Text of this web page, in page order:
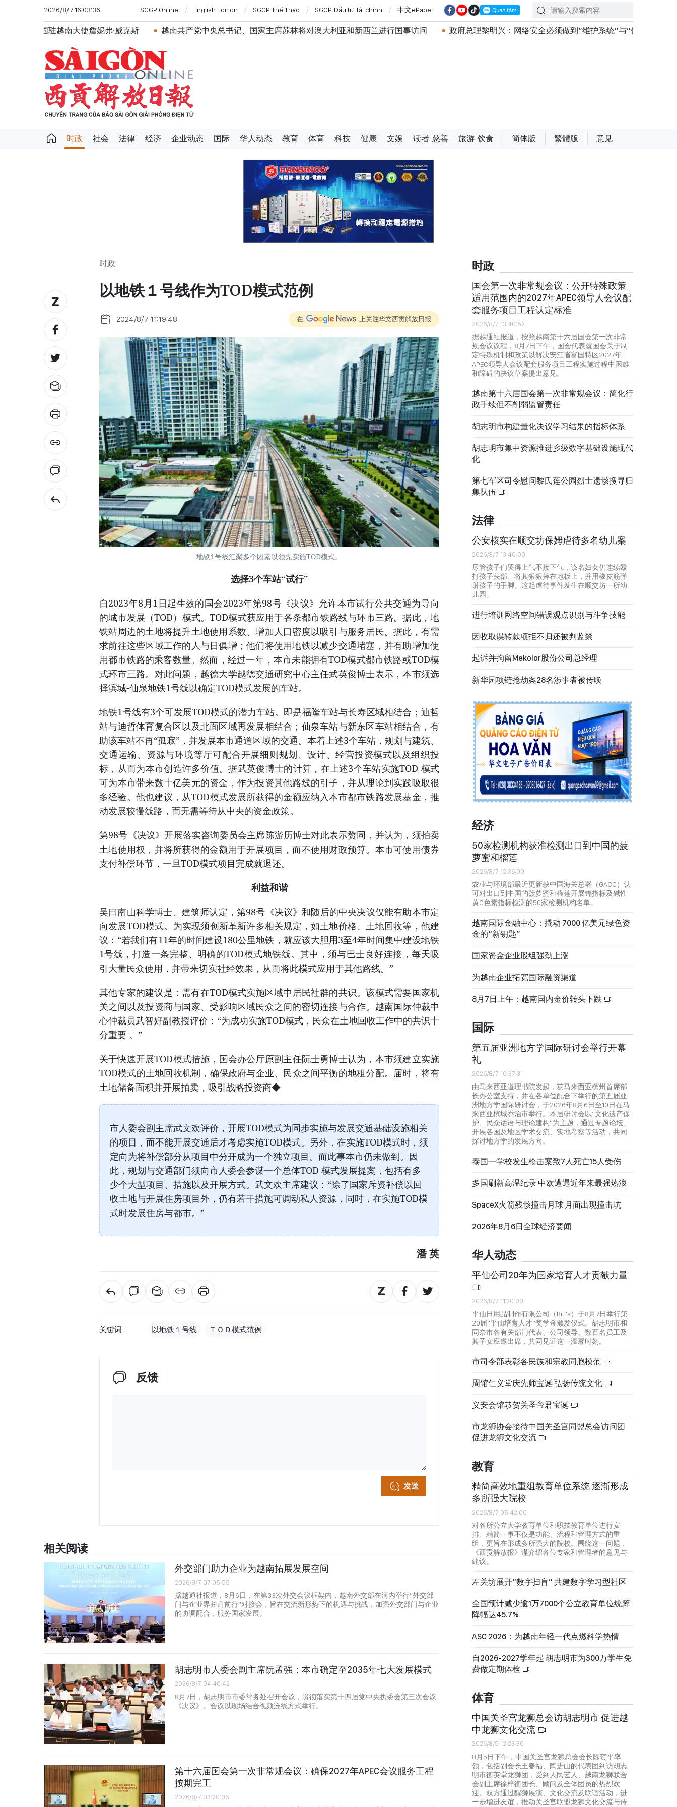
2026/8/7 16:03:36 SGGP Online English Edition SGGP Thể Thao SGGP Đầu tư Tài chính 中文ePaper
南大使詹妮弗·威克斯 越南共产党中央总书记、国家主席苏林将对澳大利亚和新西兰进行国事访问 政府总理黎明兴：网络安全必须做到“维护系统”与“保护人员”紧密结合
时政 社会 法律 经济 企业动态 国际 华人动态 教育 体育 科技 健康 文娱 读者-慈善 旅游-饮食 简体版 繁體版 意见
时政
以地铁１号线作为TOD模式范例
2024/8/7 11:19:48 在 上关注华文西贡解放日报
地铁1号线汇聚多个因素以领先实施TOD模式。
选择3个车站“试行”
自2023年8月1日起生效的国会2023年第98号《决议》允许本市试行公共交通为导向
的城市发展（TOD）模式。TOD模式获应用于各条都市铁路线与环市三路。据此，地
铁站周边的土地将提升土地使用系数、增加人口密度以吸引与服务居民。据此，有需
求前往这些区域工作的人与日俱增；他们将使用地铁以减少交通堵塞，并有助增加使
用都市铁路的乘客数量。然而，经过一年，本市未能拥有TOD模式都市铁路或TOD模
式环市三路。对此问题，越德大学越德交通研究中心主任武英俊博士表示，本市须选
择滨城-仙泉地铁1号线以确定TOD模式发展的车站。
地铁1号线有3个可发展TOD模式的潜力车站。即是福隆车站与长寿区域相结合；迪哲
站与迪哲体育复合区以及北面区域再发展相结合；仙泉车站与新东区车站相结合，有
助该车站不再“孤寂”，并发展本市通道区域的交通。本着上述3个车站，规划与建筑、
交通运输、资源与环境等厅可配合开展细则规划、设计、经营投资模式以及组织投
标，从而为本市创造许多价值。据武英俊博士的计算，在上述3个车站实施TOD 模式
可为本市带来数十亿美元的资金，作为投资其他路线的引子，并从理论到实践吸取很
多经验。他也建议，从TOD模式发展所获得的金额应纳入本市都市铁路发展基金，推
动发展较慢线路，而无需等待从中央的资金政策。
第98号《决议》开展落实咨询委员会主席陈游历博士对此表示赞同，并认为，须拍卖
土地使用权，并将所获得的金额用于开展项目，而不使用财政预算。本市可使用债券
支付补偿环节，一旦TOD模式项目完成就退还。
利益和谐
吴曰南山科学博士、建筑师认定，第98号《决议》和随后的中央决议仅能有助本市定
向发展TOD模式。为实现须创新革新许多相关规定，如土地价格、土地回收等，他建
议：“若我们有11年的时间建设180公里地铁，就应该大胆用3至4年时间集中建设地铁
1号线，打造一条完整、明确的TOD模式地铁线。其中，须与巴士良好连接，每天吸
引大量民众使用，并带来切实社经效果，从而将此模式应用于其他路线。”
其他专家的建议是：需有在TOD模式实施区域中居民社群的共识。该模式需要国家机
关之间以及投资商与国家、受影响区域民众之间的密切连接与合作。越南国际仲裁中
心仲裁员武智好副教授评价：“为成功实施TOD模式，民众在土地回收工作中的共识十
分重要 。”
关于快速开展TOD模式措施，国会办公厅原副主任阮士勇博士认为，本市须建立实施
TOD模式的土地回收机制，确保政府与企业、民众之间平衡的地租分配。届时，将有
土地储备面积并开展拍卖，吸引战略投资商◆
市人委会副主席武文欢评价，开展TOD模式为同步实施与发展交通基础设施相关
的项目，而不能开展交通后才考虑实施TOD模式。另外，在实施TOD模式时，须
定向为将补偿部分从项目中分开成为一个独立项目。而此事本市仍未做到。因
此，规划与交通部门须向市人委会参谋一个总体TOD 模式发展提案，包括有多
少个大型项目、措施以及开展方式。武文欢主席建议：“除了国家斥资补偿以回
收土地与开展住房项目外，仍有若干措施可调动私人资源，同时，在实施TOD模
式时发展住房与都市。”
潘 英
关键词 以地铁１号线 ＴＯＤ模式范例
反馈
发送
相关阅读
外交部门助力企业为越南拓展发展空间
2026/8/7 07:05:55
据越通社报道，8月6日，在第33次外交会议框架内，越南外交部在河内举行“外交部
门与企业界并肩前行”对接会，旨在交流新形势下的机遇与挑战，加强外交部门与企业
的协调配合，服务国家发展。
胡志明市人委会副主席阮孟强：本市确定至2035年七大发展模式
2026/8/7 04:40:42
8月7日，胡志明市市委常务处召开会议，贯彻落实第十四届党中央执委会第三次会议
《决议》。会议以现场结合视频连线方式举行。
第十六届国会第一次非常规会议：确保2027年APEC会议服务工程
按期完工
2026/8/7 03:20:06
时政
国会第一次非常规会议：公开特殊政策
适用范围内的2027年APEC领导人会议配
套服务项目工程认定标准
2026/8/7 13:40:52
据越通社报道，按照越南第十六届国会第一次非常
规会议议程，8月7日下午，国会代表就国会关于制
定特殊机制和政策以解决安江省富国特区2027年
APEC领导人会议配套服务项目工程实施过程中困难
和障碍的决议草案提出意见。
越南第十六届国会第一次非常规会议：简化行
政手续但不削弱监管责任
胡志明市构建量化决议学习结果的指标体系
胡志明市集中资源推进乡级数字基础设施现代
化
第七军区司令慰问黎氏莲公园烈士遗骸搜寻归
集队伍
法律
公安核实在顺交坊保姆虐待多名幼儿案
2026/8/7 13:40:00
尽管孩子们哭得上气不接下气，该名妇女仍连续殴
打孩子头部、将其狠狠摔在地板上，并用橡皮筋弹
射孩子的手脚。这起虐待事件发生在顺交坊一所幼
儿园。
进行培训网络空间错误观点识别与斗争技能
因收取误转款项拒不归还被判监禁
起诉并拘留Mekolor股份公司总经理
新华园项链抢劫案28名涉事者被传唤
经济
50家检测机构获准检测出口到中国的菠
萝蜜和榴莲
2026/8/7 12:36:00
农业与环境部最近更新获中国海关总署（GACC）认
可对出口到中国的菠萝蜜和榴莲开展镉指标及碱性
黄O色素指标检测的50家检测机构名单。
越南国际金融中心：撬动 7000 亿美元绿色资
金的“新钥匙”
国家资金企业股组强劲上涨
为越南企业拓宽国际融资渠道
8月7日上午：越南国内金价转头下跌
国际
第五届亚洲地方学国际研讨会举行开幕
礼
2026/8/7 10:37:31
由马来西亚道理书院发起，获马来西亚槟州首席部
长办公室支持，并在各单位配合下举行的第五届亚
洲地方学国际研讨会，于2026年8月6日至10日在马
来西亚槟城乔治市举行。本届研讨会以“文化遗产保
护、民众话语与理论建构”为主题，通过专题论坛、
开展各国及地区学术交流、实地考察等活动，共同
探讨地方学的发展方向。
泰国一学校发生枪击案致7人死亡15人受伤
多国刷新高温纪录 中欧遭遇近年来最强热浪
SpaceX火箭残骸撞击月球 月面出现撞击坑
2026年8月6日全球经济要闻
华人动态
平仙公司20年为国家培育人才贡献力量
2026/8/7 11:20:00
平仙日用品制作有限公司（Biti's）于8月7日举行第
20届“平仙培育人才”奖学金颁发仪式。胡志明市和
同奈市各有关部门代表、公司领导、数百名员工及
其子女应邀出席，共同见证这一温馨时刻。
市司令部表彰各民族和宗教同胞模范
周馆仁义堂庆先师宝诞 弘扬传统文化
义安会馆恭贺关圣帝君宝诞
市龙狮协会接待中国关圣宫同盟总会访问团
促进龙狮文化交流
教育
精简高效地重组教育单位系统 逐渐形成
多所强大院校
2026/8/7 05:42:00
对各所公立大学教育单位和职技教育单位进行安
排、精简一事不仅是功能、流程和管理方式的重
组，更旨在形成多所强大的院校。围绕这一问题，
《西贡解放报》谨介绍各位专家和管理者的意见与
建议。
左关坊展开“数字扫盲” 共建数字学习型社区
全国预计减少逾1万7000个公立教育单位统筹
降幅达45.7%
ASC 2026：为越南年轻一代点燃科学热情
自2026-2027学年起 胡志明市为300万学生免
费做定期体检
体育
中国关圣宫龙狮总会访胡志明市 促进越
中龙狮文化交流
2026/8/5 12:23:36
8月5日下午，中国关圣宫龙狮总会会长陈贺平率
领，包括副会长王春福、陶进山的代表团到访胡志
明市衡英堂龙狮团，受到人民艺人、越南龙狮联合
会副主席徐梓衡团长、顾问及全体团员的热烈欢
迎。双方通过醒狮展演、文化交流及联谊活动，进
一步增进友谊，推动关圣宫联盟龙狮文化交流与传